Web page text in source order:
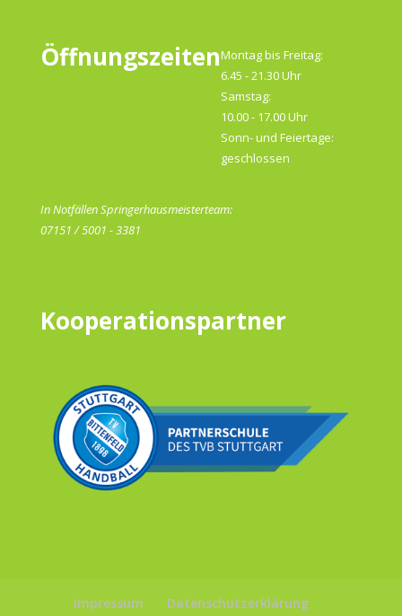
ÖffnungszeitenMontag bis Freitag:
6.45 - 21.30 Uhr
Samstag:
10.00 - 17.00 Uhr
Sonn- und Feiertage:
geschlossen
In Notfällen Springerhausmeisterteam:
07151 / 5001 - 3381
Kooperationspartner
Impressum Datenschutzerklärung